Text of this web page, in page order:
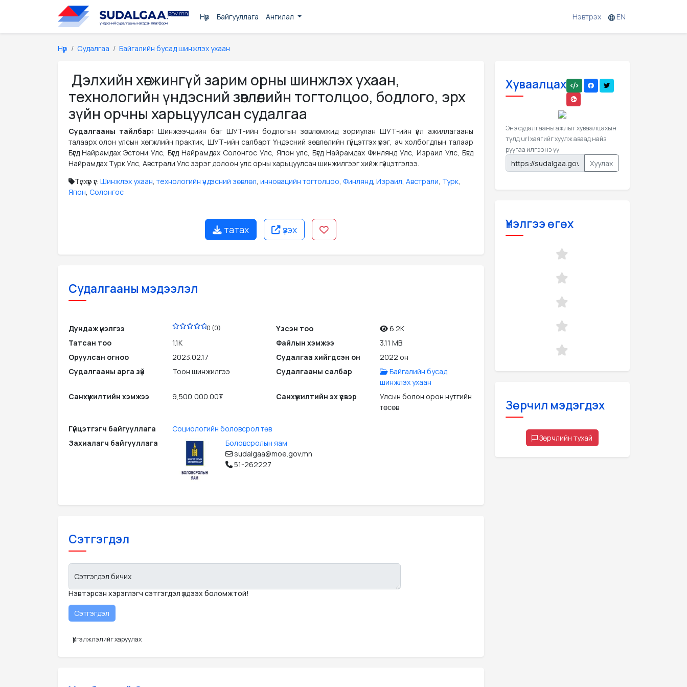
Нүүр Байгууллага Ангилал Нэвтрэх EN
Нүүр Судалгаа Байгалийн бусад шинжлэх ухаан
Дэлхийн хөгжингүй зарим орны шинжлэх ухаан,
технологийн үндэсний зөвлөлийн тогтолцоо, бодлого, эрх
зүйн орчны харьцуулсан судалгаа
Судалгааны тайлбар:Шинжээчдийн баг ШУТ-ийн бодлогын зөвлөмжид зориулан ШУТ-ийн үйл ажиллагааны
талаарх олон улсын хөгжлийн практик, ШУТ-ийн салбарт Үндэсний зөвлөлийн гүйцэтгэх үүрэг, ач холбогдлын талаар
Бүгд Найрамдах Эстони Улс, Бүгд Найрамдах Солонгос Улс, Япон улс, Бүгд Найрамдах Финлянд Улс, Израил Улс, Бүгд
Найрамдах Турк Улс, Австрали Улс зэрэг долоон улс орны харьцуулсан шинжилгээг хийж гүйцэтгэлээ.
Түлхүүр үг: Шинжлэх ухаан, технологийн үндэсний зөвлөл, инновацийн тогтолцоо, Финлянд, Израил, Австрали, Турк,
Япон, Солонгос
татах үзэх
Судалгааны мэдээлэл
Дундаж үнэлгээ 0 (0) Үзсэн тоо
6.2K
Татсан тоо
1.1K Файлын хэмжээ
3.11 MB
Оруулсан огноо
2023.02.17 Судалгаа хийгдсэн он
2022 он
Судалгааны арга зүй
Тоон шинжилгээ Судалгааны салбар
Байгалийн бусад
шинжлэх ухаан
Санхүүжилтийн хэмжээ
9,500,000.00₮ Санхүүжилтийн эх үүсвэр
Улсын болон орон нутгийн
төсөв
Гүйцэтгэгч байгууллага
Социологийн боловсрол төв
Захиалагч байгууллага
Боловсролын яам
sudalgaa@moe.gov.mn
51-262227
Сэтгэгдэл
Сэтгэгдэл бичих
Нэвтэрсэн хэрэглэгч сэтгэгдэл үлдээх боломжтой!
Үргэлжлэлийг харуулах
Хуваалцах
Энэ судалгааны ажлыг хуваалцахын
тулд url хаягийг хуулж аваад найз
руугаа илгээнэ үү.
Хуулах
Үнэлгээ өгөх
Зөрчил мэдэгдэх
Зөрчлийн тухай